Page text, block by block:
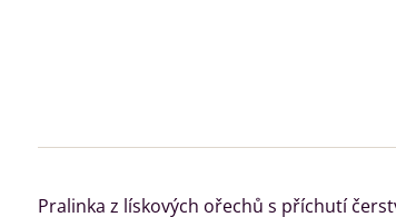
Pralinka z lískových ořechů s příchutí